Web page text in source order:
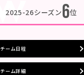
2025-26シーズン6位
チーム日程
チーム詳細